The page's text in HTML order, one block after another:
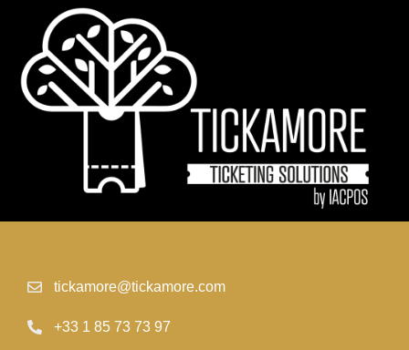
tickamore@tickamore.com
+33 1 85 73 73 97